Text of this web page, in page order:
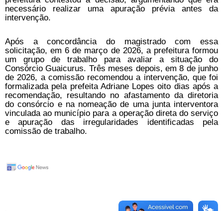
necessário realizar uma apuração prévia antes da
intervenção.
Após a concordância do magistrado com essa
solicitação, em 6 de março de 2026, a prefeitura formou
um grupo de trabalho para avaliar a situação do
Consórcio Guaicurus. Três meses depois, em 8 de junho
de 2026, a comissão recomendou a intervenção, que foi
formalizada pela prefeita Adriane Lopes oito dias após a
recomendação, resultando no afastamento da diretoria
do consórcio e na nomeação de uma junta interventora
vinculada ao município para a operação direta do serviço
e apuração das irregularidades identificadas pela
comissão de trabalho.